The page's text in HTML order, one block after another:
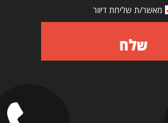
מאשר/ת שליחת דיוור
שלח